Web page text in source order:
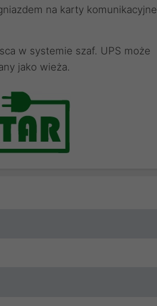
na karty komunikacyjne
w systemie szaf. UPS może
jako wieża.